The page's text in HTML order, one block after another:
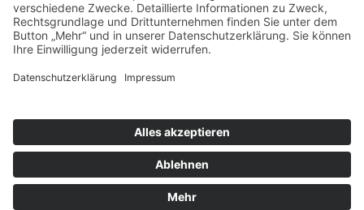
Systemhaus JOAM 2018